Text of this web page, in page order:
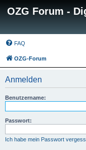
OZG Forum -
FAQ
OZG-Forum
Anmelden
Benutzername:
Passwort:
Ich habe mein Passwort